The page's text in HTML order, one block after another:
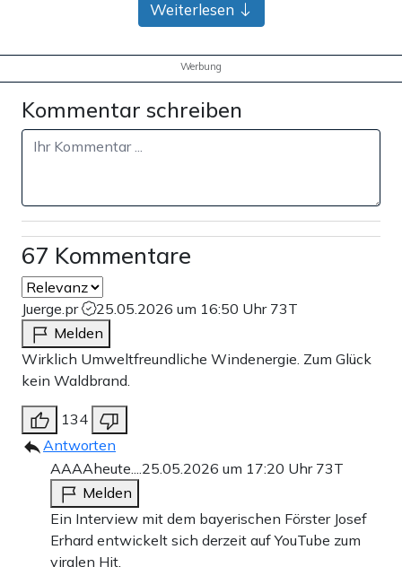
Weiterlesen
Werbung
Kommentar schreiben
67 Kommentare
Juerge.pr 25.05.2026 um 16:50 Uhr 73T
Melden
Wirklich Umweltfreundliche Windenergie. Zum Glück
kein Waldbrand.
134
Antworten
AAAAheute....25.05.2026 um 17:20 Uhr 73T
Melden
Ein Interview mit dem bayerischen Förster Josef
Erhard entwickelt sich derzeit auf YouTube zum
viralen Hit.